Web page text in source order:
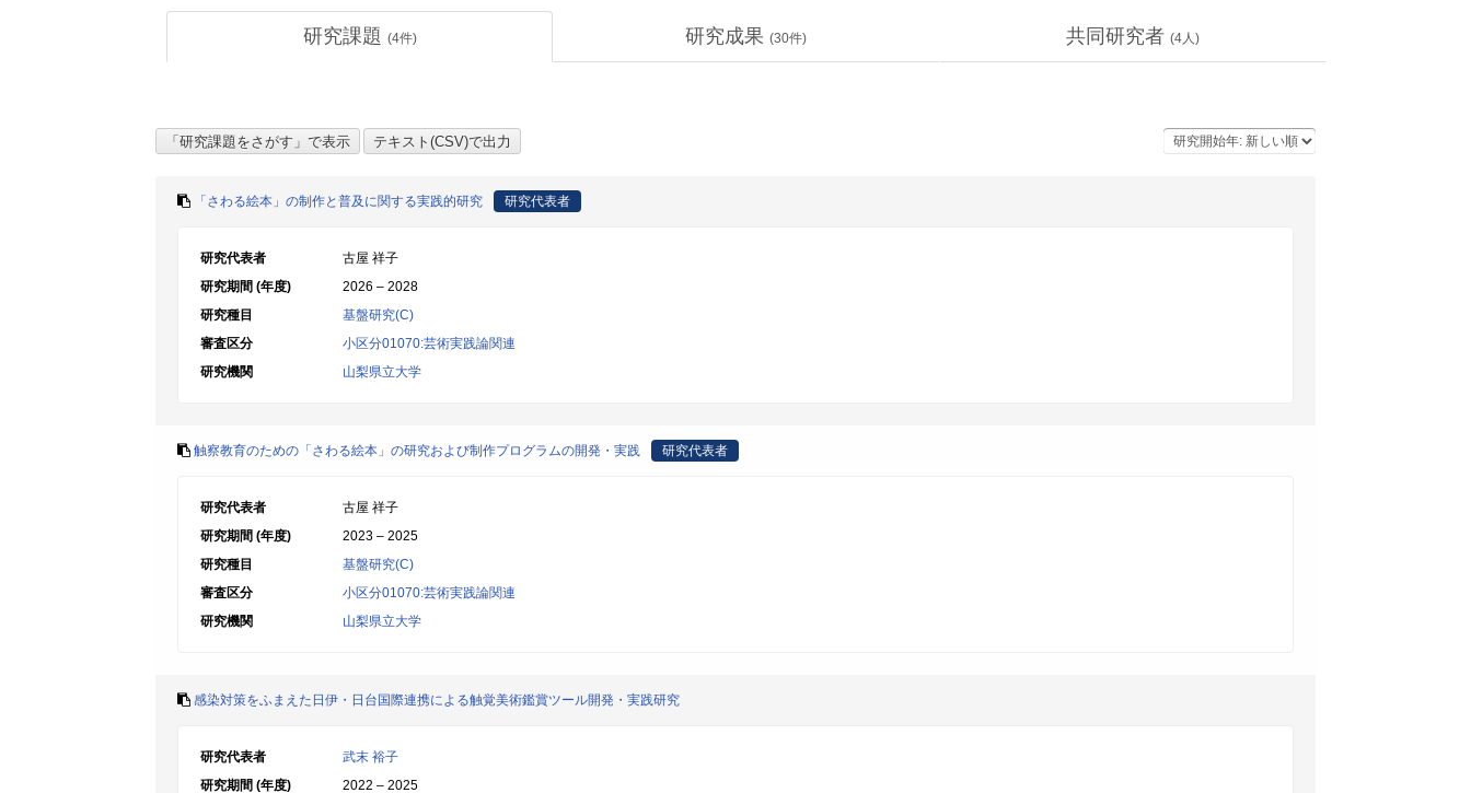
研究課題 (4件) 研究成果 (30件) 共同研究者 (4人)
「さわる絵本」の制作と普及に関する実践的研究 研究代表者
研究代表者
古屋 祥子
研究期間 (年度)
2026 – 2028
研究種目
基盤研究(C)
審査区分
小区分01070:芸術実践論関連
研究機関
山梨県立大学
触察教育のための「さわる絵本」の研究および制作プログラムの開発・実践 研究代表者
研究代表者
古屋 祥子
研究期間 (年度)
2023 – 2025
研究種目
基盤研究(C)
審査区分
小区分01070:芸術実践論関連
研究機関
山梨県立大学
感染対策をふまえた日伊・日台国際連携による触覚美術鑑賞ツール開発・実践研究
研究代表者
武末 裕子
研究期間 (年度)
2022 – 2025